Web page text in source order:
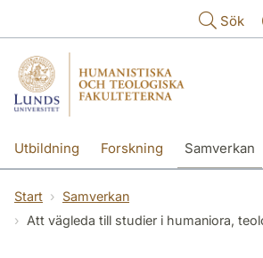
Sök
Utbildning Forskning Samverkan
Start
Samverkan
Att vägleda till studier i humaniora, teologi